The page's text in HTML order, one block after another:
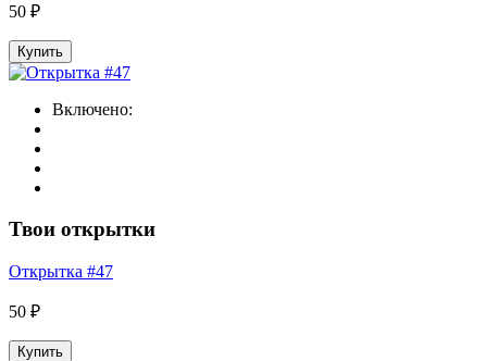
50 ₽
Купить
Включено:
Твои открытки
Открытка #47
50 ₽
Купить